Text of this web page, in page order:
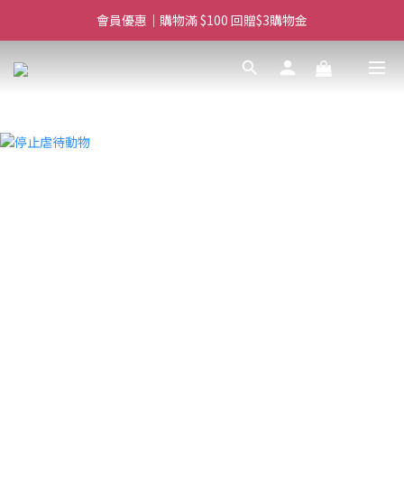
滿$450免費送貨上門 I 滿$350免運 順豐自取
會員優惠｜購物滿 $100 回贈$3購物金
滿$450免費送貨上門 I 滿$350免運 順豐自取